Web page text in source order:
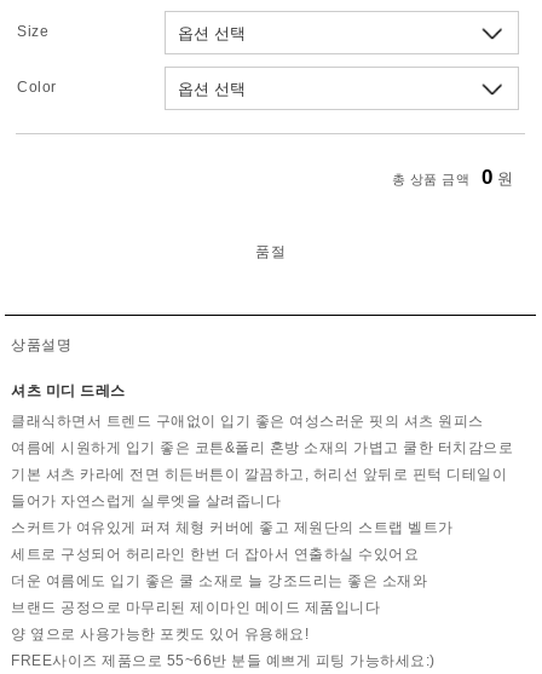
Size
Color
총 상품 금액 0 원
품절
상품설명
셔츠 미디 드레스
클래식하면서 트렌드 구애없이 입기 좋은 여성스러운 핏의 셔츠 원피스
여름에 시원하게 입기 좋은 코튼&폴리 혼방 소재의 가볍고 쿨한 터치감으로
기본 셔츠 카라에 전면 히든버튼이 깔끔하고, 허리선 앞뒤로 핀턱 디테일이
들어가 자연스럽게 실루엣을 살려줍니다
스커트가 여유있게 퍼져 체형 커버에 좋고 제원단의 스트랩 벨트가
세트로 구성되어 허리라인 한번 더 잡아서 연출하실 수있어요
더운 여름에도 입기 좋은 쿨 소재로 늘 강조드리는 좋은 소재와
브랜드 공정으로 마무리된 제이마인 메이드 제품입니다
양 옆으로 사용가능한 포켓도 있어 유용해요!
FREE사이즈 제품으로 55~66반 분들 예쁘게 피팅 가능하세요:)